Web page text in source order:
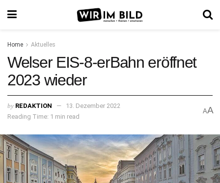
Home Aktuelles
Welser EIS-8-erBahn eröffnet
2023 wieder
by REDAKTION
13. Dezember 2022
Reading Time: 1 min read
AA